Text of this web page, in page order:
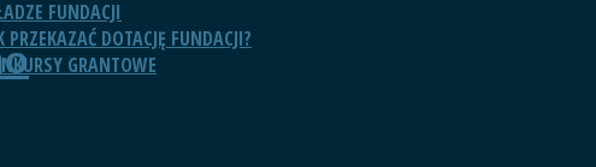
FUNDACJI
PRZEKAZAĆ DOTACJĘ FUNDACJI?
GRANTOWE